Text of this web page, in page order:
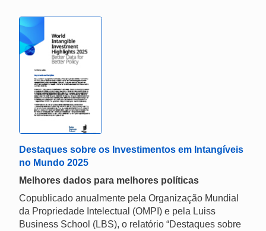
Destaques sobre os Investimentos em Intangíveis
no Mundo 2025
Melhores dados para melhores políticas
Copublicado anualmente pela Organização Mundial
da Propriedade Intelectual (OMPI) e pela Luiss
Business School (LBS), o relatório “Destaques sobre